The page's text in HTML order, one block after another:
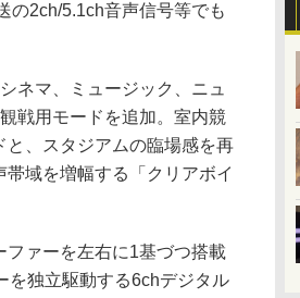
の2ch/5.1ch音声信号等でも
ネマ、ミュージック、ニュ
戦用モードを追加。室内競
、スタジアムの臨場感を再
域を増幅する「クリアボイ
ァーを左右に1基づつ搭載
を独立駆動する6chデジタル